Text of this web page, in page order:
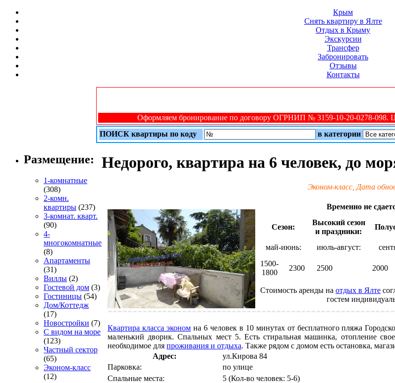
Крым
Снять квартиру в Ялте
Отдых в Крыму
Экскурсии
Трансфер
Забронировать
Отзывы
Контакты
Оформляем бронирование по договору ОГРНИП № 3159-10-20-0278-098.
ПОИСК квартиры по коду
в категории
Размещение:
1-комнатные
(308)
2-комн.
квартиры (237)
3-комнат. кварт.
(90)
4-
многокомнатные
(8)
Апартаменты
(31)
Виллы (2)
Гостевой дом (3)
Гостиницы (54)
Дом/Коттедж
(17)
Новостройки (7)
С видом на море
(123)
Частный сектор
(65)
Эконом-класс
(12)
Недорого, квартира на 6 человек, до
Эконом-класс, Дата
Временно не
Сезон:
Высокий сезон
и праздники:
май-июнь: июль-август:
1500-
1800
2300 2500 2000
Стоимость аренды на отдых в Ялте
гостем
Квартира класса экономна 6 человек в 10 минутах от бесплатного пляжа
маленький дворик. Спальных мест 5. Есть стиральная машинка, отопление
необходимое для проживания и отдыха. Также рядом с домом есть остановка,
Адрес:
ул.Кирова 84
Парковка:
по улице
Спальные места:
5 (Кол-во человек: 5-6)